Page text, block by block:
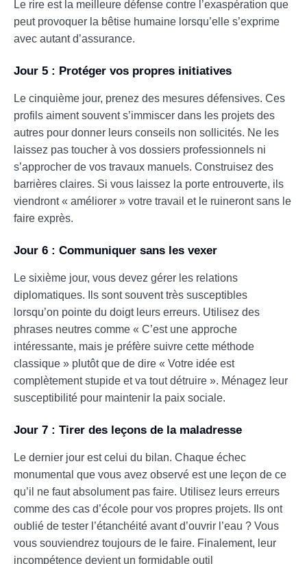
Le rire est la meilleure défense contre l’exaspération que
peut provoquer la bêtise humaine lorsqu’elle s’exprime
avec autant d’assurance.
Jour 5 : Protéger vos propres initiatives
Le cinquième jour, prenez des mesures défensives. Ces
profils aiment souvent s’immiscer dans les projets des
autres pour donner leurs conseils non sollicités. Ne les
laissez pas toucher à vos dossiers professionnels ni
s’approcher de vos travaux manuels. Construisez des
barrières claires. Si vous laissez la porte entrouverte, ils
viendront « améliorer » votre travail et le ruineront sans le
faire exprès.
Jour 6 : Communiquer sans les vexer
Le sixième jour, vous devez gérer les relations
diplomatiques. Ils sont souvent très susceptibles
lorsqu’on pointe du doigt leurs erreurs. Utilisez des
phrases neutres comme « C’est une approche
intéressante, mais je préfère suivre cette méthode
classique » plutôt que de dire « Votre idée est
complètement stupide et va tout détruire ». Ménagez leur
susceptibilité pour maintenir la paix sociale.
Jour 7 : Tirer des leçons de la maladresse
Le dernier jour est celui du bilan. Chaque échec
monumental que vous avez observé est une leçon de ce
qu’il ne faut absolument pas faire. Utilisez leurs erreurs
comme des cas d’école pour vos propres projets. Ils ont
oublié de tester l’étanchéité avant d’ouvrir l’eau ? Vous
vous souviendrez toujours de le faire. Finalement, leur
incompétence devient un formidable outil